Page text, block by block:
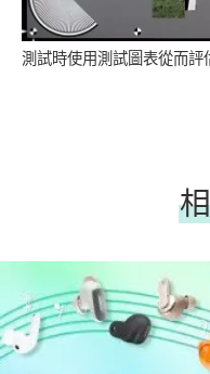
測試時使用測試圖表從而評